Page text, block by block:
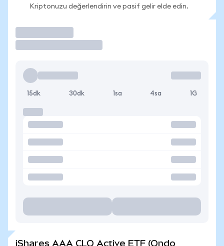
Kriptonuzu değerlendirin ve pasif gelir elde edin.
15dk 30dk 1sa 4sa 1G
iShares AAA CLO Active ETF (Ondo